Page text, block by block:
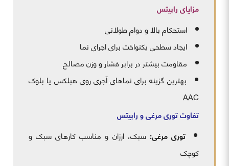
مزایای رابیتس
استحکام بالا و دوام طولانی
ایجاد سطحی یکنواخت برای اجرای نما
مقاومت بیشتر در برابر فشار و وزن مصالح
بهترین گزینه برای نماهای آجری روی هبلکس یا بلوک
AAC
تفاوت توری مرغی و رابیتس
توری مرغی: سبک، ارزان و مناسب کارهای سبک و
کوچک